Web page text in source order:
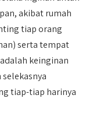
akibat rumah
tiap orang
serta tempat
keinginan
tiap-tiap harinya